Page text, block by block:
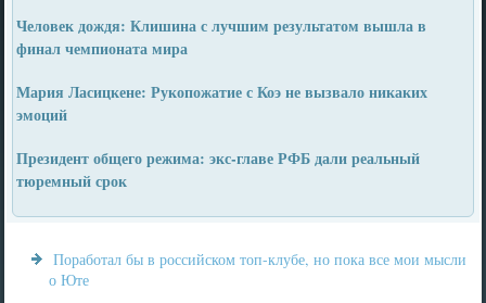
Человек дождя: Клишина с лучшим результатом вышла в
финал чемпионата мира
Мария Ласицкене: Рукопожатие с Коэ не вызвало никаких
эмоций
Президент общего режима: экс-главе РФБ дали реальный
тюремный срок
Поработал бы в российском топ-клубе, но пока все мои мысли
о Юте